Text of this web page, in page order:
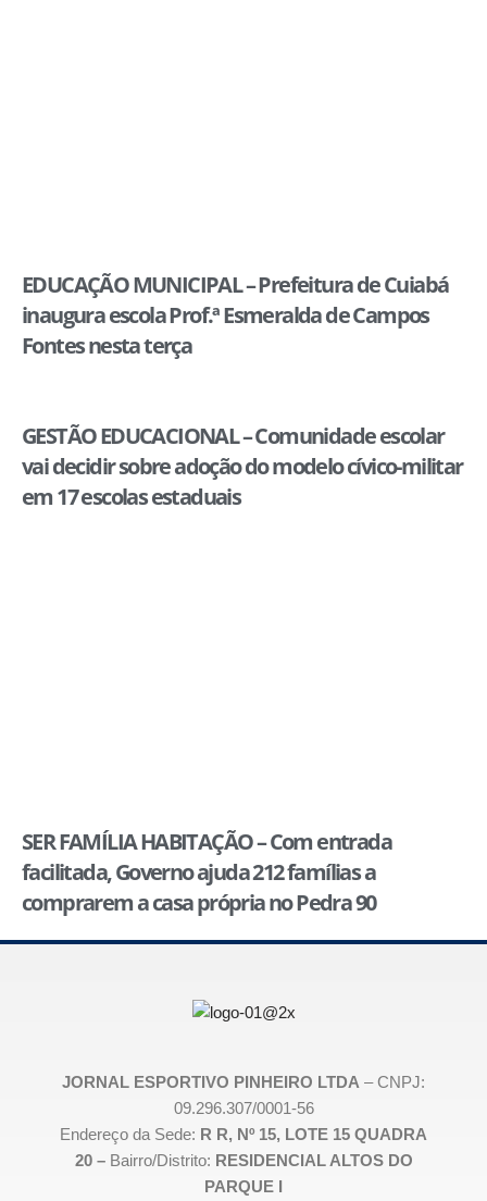
EDUCAÇÃO MUNICIPAL – Prefeitura de Cuiabá
inaugura escola Prof.ª Esmeralda de Campos
Fontes nesta terça
GESTÃO EDUCACIONAL – Comunidade escolar
vai decidir sobre adoção do modelo cívico-militar
em 17 escolas estaduais
SER FAMÍLIA HABITAÇÃO – Com entrada
facilitada, Governo ajuda 212 famílias a
comprarem a casa própria no Pedra 90
JORNAL ESPORTIVO PINHEIRO LTDA – CNPJ:
09.296.307/0001-56
Endereço da Sede: R R, Nº 15, LOTE 15 QUADRA
20 – Bairro/Distrito: RESIDENCIAL ALTOS DO
PARQUE I